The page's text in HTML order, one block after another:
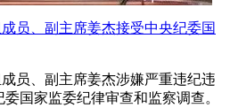
员、副主席姜杰接受中央纪委国
员、副主席姜杰涉嫌严重违纪违
国家监委纪律审查和监察调查。